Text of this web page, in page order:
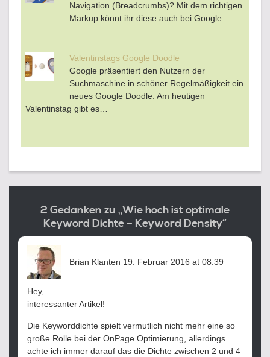
Navigation (Breadcrumbs)? Mit dem richtigen
Markup könnt ihr diese auch bei Google…
Valentinstags Google Doodle
Google präsentiert den Nutzern der
Suchmaschine in schöner Regelmäßigkeit ein
neues Google Doodle. Am heutigen
Valentinstag gibt es…
2 Gedanken zu „Wie hoch ist optimale
Keyword Dichte – Keyword Density“
Brian Klanten 19. Februar 2016 at 08:39
Hey,
interessanter Artikel!
Die Keyworddichte spielt vermutlich nicht mehr eine so
große Rolle bei der OnPage Optimierung, allerdings
achte ich immer darauf das die Dichte zwischen 2 und 4